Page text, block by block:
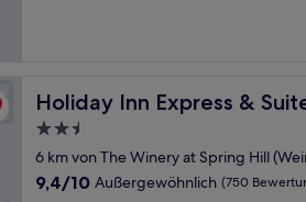
Holiday Inn Express &
Holiday Inn Express & Suites
2.5-
Sterne-
Unterkunft
6 km von The Winery at Spring Hill
9.4
9,4/10 Außergewöhnlich (750